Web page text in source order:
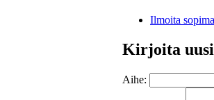
Ilmoita
Kirjoita
Aihe: